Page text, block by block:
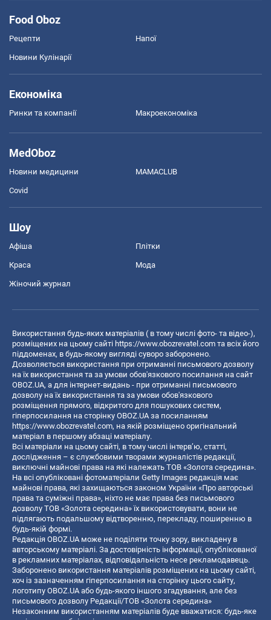
Food Oboz
Рецепти Напої
Новини Кулінарії
Економіка
Ринки та компанії Макроекономіка
MedOboz
Новини медицини MAMACLUB
Covid
Шоу
Афіша Плітки
Краса Мода
Жіночий журнал
Використання будь-яких матеріалів ( в тому числі фото- та відео-),
розміщених на цьому сайті https://www.obozrevatel.com та всіх його
піддоменах, в будь-якому вигляді суворо заборонено.
Дозволяється використання при отриманні письмового дозволу
на їх використання та за умови обов'язкового посилання на сайт
OBOZ.UA, а для інтернет-видань - при отриманні письмового
дозволу на їх використання та за умови обов'язкового
розміщення прямого, відкритого для пошукових систем,
гіперпосилання на сторінку OBOZ.UA за посиланням
https://www.obozrevatel.com, на якій розміщено оригінальний
матеріал в першому абзаці матеріалу.
Всі матеріали на цьому сайті, в тому числі інтерв’ю, статті,
дослідження – є службовими творами журналістів редакції,
виключні майнові права на які належать ТОВ «Золота середина».
На всі опубліковані фотоматеріали Getty Images редакція має
майнові права, які захищаються законом України «Про авторські
права та суміжні права», ніхто не має права без письмового
дозволу ТОВ «Золота середина» їх використовувати, вони не
підлягають подальшому відтворенню, перекладу, поширенню в
будь-якій формі.
Редакція OBOZ.UA може не поділяти точку зору, викладену в
авторському матеріалі. За достовірність інформації, опублікованої
в рекламних матеріалах, відповідальність несе рекламодавець.
Заборонено використання матеріалів розміщених на цьому сайті,
хоч із зазначенням гіперпосилання на сторінку цього сайту,
логотипу OBOZ.UA або будь-якого іншого згадування, але без
письмового дозволу Редакції/ТОВ «Золота середина»
Незаконним використанням матеріалів буде вважатися: будь-яке